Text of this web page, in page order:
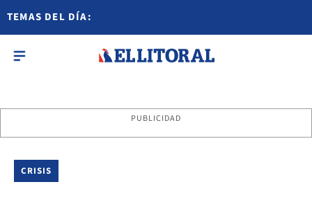
TEMAS DEL DÍA:
PUBLICIDAD
CRISIS